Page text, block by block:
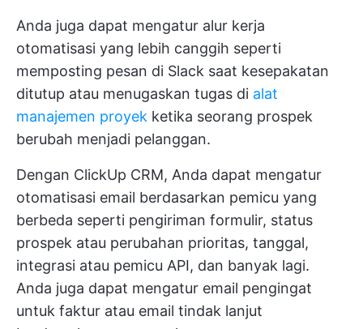
Anda juga dapat mengatur alur kerja
otomatisasi yang lebih canggih seperti
memposting pesan di Slack saat kesepakatan
ditutup atau menugaskan tugas di alat
manajemen proyek ketika seorang prospek
berubah menjadi pelanggan.
Dengan ClickUp CRM, Anda dapat mengatur
otomatisasi email berdasarkan pemicu yang
berbeda seperti pengiriman formulir, status
prospek atau perubahan prioritas, tanggal,
integrasi atau pemicu API, dan banyak lagi.
Anda juga dapat mengatur email pengingat
untuk faktur atau email tindak lanjut